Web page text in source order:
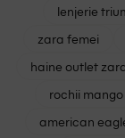
lenjerie
zara femei
haine outlet
rochii mango
american